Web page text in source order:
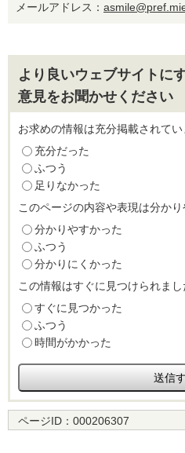
メールアドレス：
より良いウェブサイトに
意見をお聞かせください
お求めの情報は充分掲載されてい
充分だった
ふつう
足りなかった
このページの内容や表現は分か
分かりやすかった
ふつう
分かりにくかった
この情報はすぐに見つけられまし
すぐに見つかった
ふつう
時間がかかった
ページID： 000206307